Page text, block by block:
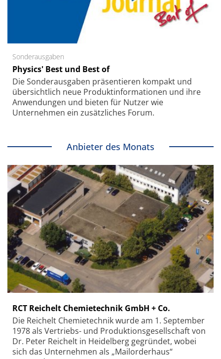
Sonderausgaben
Physics' Best und Best of
Die Sonder­ausgaben präsentieren kompakt und
übersichtlich neue Produkt­informationen und ihre
Anwendungen und bieten für Nutzer wie
Unternehmen ein zusätzliches Forum.
Anbieter des Monats
RCT Reichelt Chemietechnik GmbH + Co.
Die Reichelt Chemietechnik wurde am 1. September
1978 als Vertriebs- und Produktionsgesellschaft von
Dr. Peter Reichelt in Heidelberg gegründet, wobei
sich das Unternehmen als „Mailorderhaus“